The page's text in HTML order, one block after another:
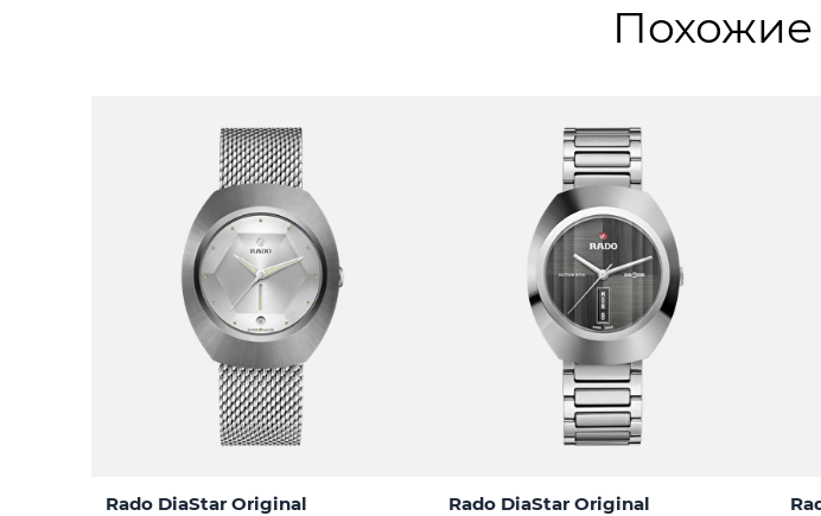
Похожие
Rado DiaStar Original Rado DiaStar Original